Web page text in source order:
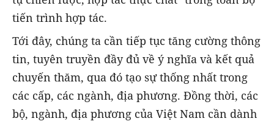
tiến trình hợp tác.
Tới đây, chúng ta cần tiếp tục tăng cường thông
tin, tuyên truyền đầy đủ về ý nghĩa và kết quả
chuyến thăm, qua đó tạo sự thống nhất trong
các cấp, các ngành, địa phương. Đồng thời, các
bộ, ngành, địa phương của Việt Nam cần dành